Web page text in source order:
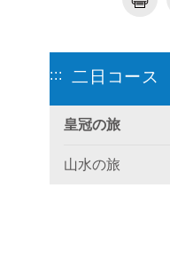
::: 二日コース
皇冠の旅
山水の旅